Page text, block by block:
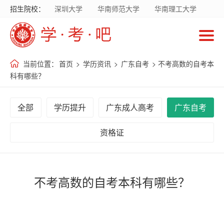
招生院校： 深圳大学 华南师范大学
华南理工大学
暨南大学
华南农业大学
广东外语外贸大学
南方医科大学
当前位置： 首页 > 学历资讯 > 广东自考 > 不考高数的自考本
科有哪些？
全部 学历提升 广东成人高考 广东自考
资格证
不考高数的自考本科有哪些？